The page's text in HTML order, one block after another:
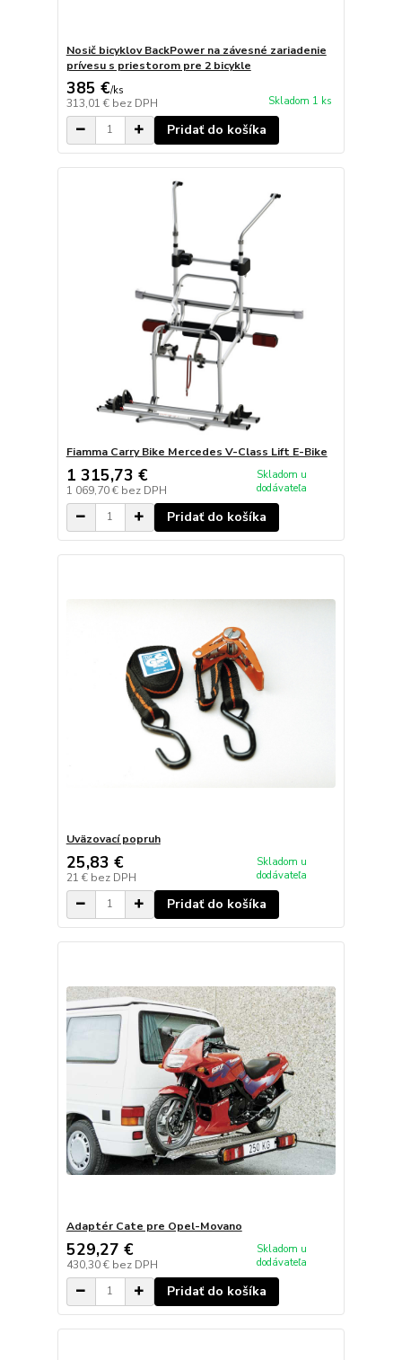
Nosič bicyklov BackPower na závesné zariadenie
prívesu s priestorom pre 2 bicykle
385 €/ks
313,01 € bez DPH Skladom 1 ks
Pridať do košíka
Fiamma Carry Bike Mercedes V-Class Lift E-Bike
1 315,73 €
1 069,70 € bez DPH
Skladom u
dodávateľa
Pridať do košíka
Uväzovací popruh
25,83 €
21 € bez DPH
Skladom u
dodávateľa
Pridať do košíka
Adaptér Cate pre Opel-Movano
529,27 €
430,30 € bez DPH
Skladom u
dodávateľa
Pridať do košíka